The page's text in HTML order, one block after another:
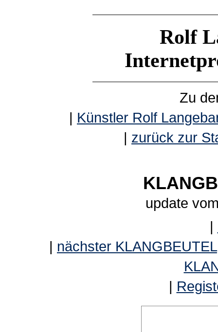
Rolf
Zu
| Künstler Rolf
| zurück zur
update
|
| nächster KLANGBEUTEL
|